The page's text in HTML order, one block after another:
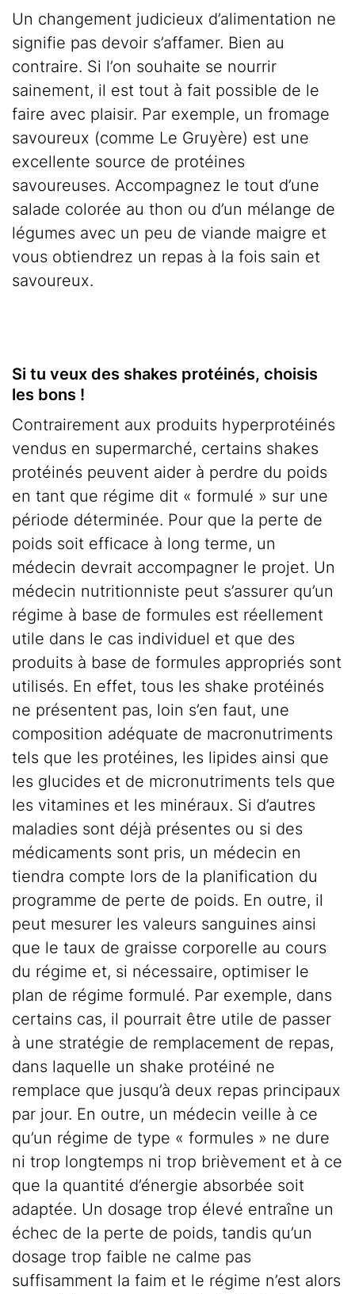
Un changement judicieux d’alimentation ne
signifie pas devoir s’affamer. Bien au
contraire. Si l’on souhaite se nourrir
sainement, il est tout à fait possible de le
faire avec plaisir. Par exemple, un fromage
savoureux (comme Le Gruyère) est une
excellente source de protéines
savoureuses. Accompagnez le tout d’une
salade colorée au thon ou d’un mélange de
légumes avec un peu de viande maigre et
vous obtiendrez un repas à la fois sain et
savoureux.
Si tu veux des shakes protéinés, choisis
les bons !
Contrairement aux produits hyperprotéinés
vendus en supermarché, certains shakes
protéinés peuvent aider à perdre du poids
en tant que régime dit « formulé » sur une
période déterminée. Pour que la perte de
poids soit efficace à long terme, un
médecin devrait accompagner le projet. Un
médecin nutritionniste peut s’assurer qu’un
régime à base de formules est réellement
utile dans le cas individuel et que des
produits à base de formules appropriés sont
utilisés. En effet, tous les shake protéinés
ne présentent pas, loin s’en faut, une
composition adéquate de macronutriments
tels que les protéines, les lipides ainsi que
les glucides et de micronutriments tels que
les vitamines et les minéraux. Si d’autres
maladies sont déjà présentes ou si des
médicaments sont pris, un médecin en
tiendra compte lors de la planification du
programme de perte de poids. En outre, il
peut mesurer les valeurs sanguines ainsi
que le taux de graisse corporelle au cours
du régime et, si nécessaire, optimiser le
plan de régime formulé. Par exemple, dans
certains cas, il pourrait être utile de passer
à une stratégie de remplacement de repas,
dans laquelle un shake protéiné ne
remplace que jusqu’à deux repas principaux
par jour. En outre, un médecin veille à ce
qu’un régime de type « formules » ne dure
ni trop longtemps ni trop brièvement et à ce
que la quantité d’énergie absorbée soit
adaptée. Un dosage trop élevé entraîne un
échec de la perte de poids, tandis qu’un
dosage trop faible ne calme pas
suffisamment la faim et le régime n’est alors